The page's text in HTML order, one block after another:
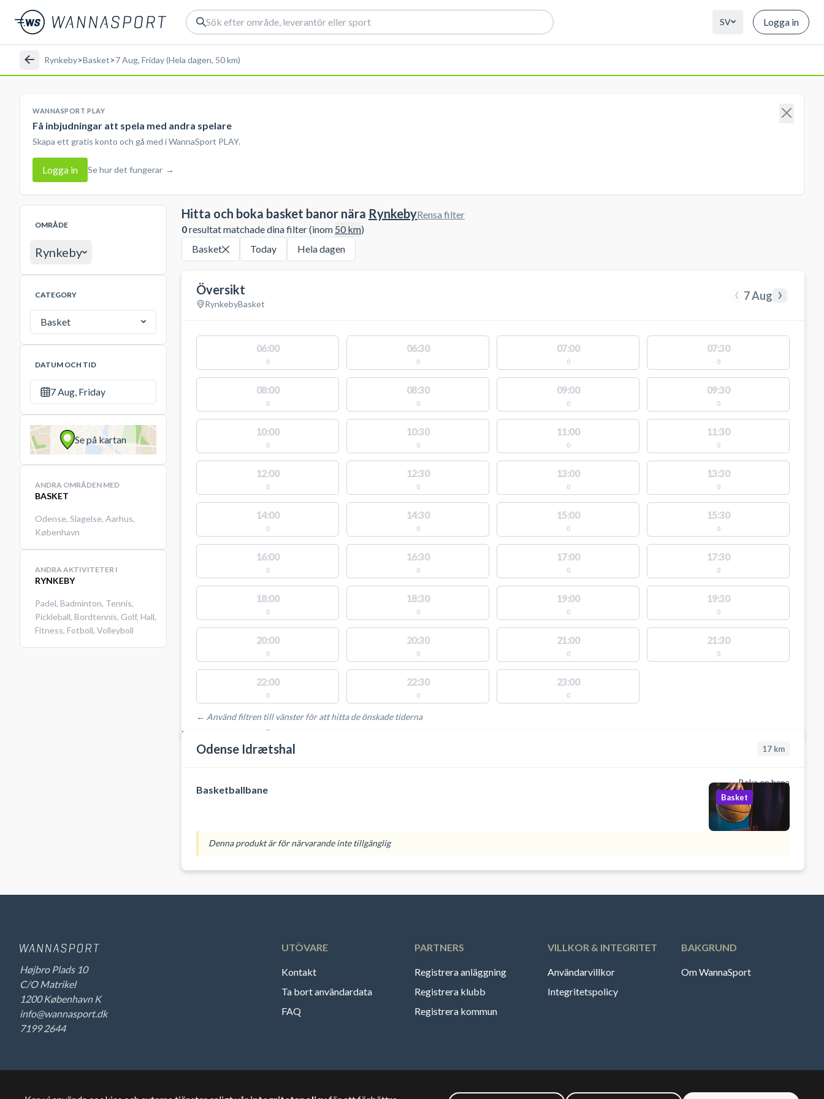
SV Logga in
Rynkeby>Basket>7 Aug, Friday (Hela dagen, 50 km)
WANNASPORT PLAY
Få inbjudningar att spela med andra spelare
Skapa ett gratis konto och gå med i WannaSport PLAY.
Logga in Se hur det fungerar →
OMRÅDE
Rynkeby
CATEGORY
Basket
DATUM OCH TID
7 Aug, Friday
Se på kartan
ANDRA OMRÅDEN MED
BASKET
Odense, Slagelse, Aarhus,
København
ANDRA AKTIVITETER I
RYNKEBY
Padel, Badminton, Tennis,
Pickleball, Bordtennis, Golf, Hall,
Fitness, Fotboll, Volleyboll
Hitta och boka basket banor nära Rynkeby
0resultat matchade dina filter (inom 50km)
Rensa filter
Basket Today Hela dagen
Översikt
RynkebyBasket ‹ 7 Aug ›
06:00
0
06:30
0
07:00
0
07:30
0
08:00
0
08:30
0
09:00
0
09:30
0
10:00
0
10:30
0
11:00
0
11:30
0
12:00
0
12:30
0
13:00
0
13:30
0
14:00
0
14:30
0
15:00
0
15:30
0
16:00
0
16:30
0
17:00
0
17:30
0
18:00
0
18:30
0
19:00
0
19:30
0
20:00
0
20:30
0
21:00
0
21:30
0
22:00
0
22:30
0
23:00
0
← Använd filtren till vänster för att hitta de önskade tiderna
PLATSER MED TILLGÄNGLIGA AKTIVITETER
Odense Idrætshal 17 km
Boka en bana
Basketballbane
Basket
Denna produkt är för närvarande inte tillgänglig
Højbro Plads 10
C/O Matrikel
1200 København K
info@wannasport.dk
7199 2644
UTÖVARE
Kontakt
Ta bort användardata
FAQ
PARTNERS
Registrera anläggning
Registrera klubb
Registrera kommun
VILLKOR & INTEGRITET
Användarvillkor
Integritetspolicy
BAKGRUND
Om WannaSport